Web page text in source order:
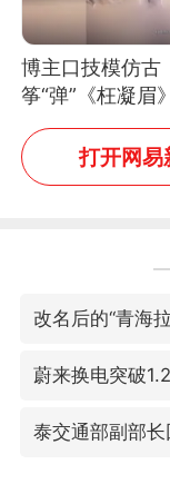
博主口技模仿古
筝“弹”《枉凝眉
像了～你是吃
吗？”“或将成为
不带古筝的选手
打开网易
改名后的“青海
蔚来换电突破